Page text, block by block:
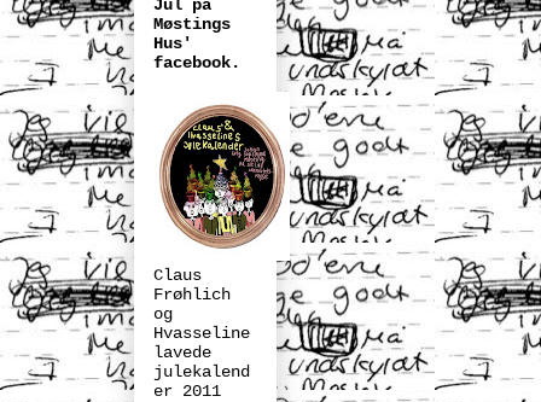
Jul på
Møstings
Hus'
facebook.
Claus
Frøhlich
og
Hvasseline
lavede
julekalend
er 2011